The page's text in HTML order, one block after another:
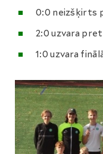
0:0 neizšķirts
2:0 uzvara pret
1:0 uzvara